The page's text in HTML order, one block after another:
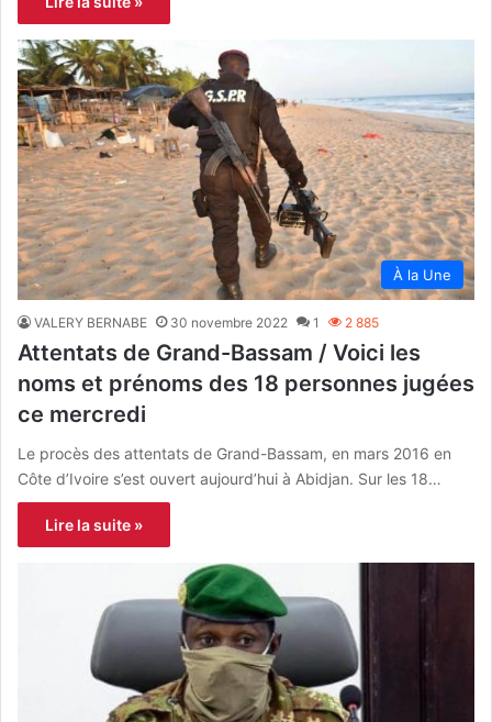
À la Une
VALERY BERNABE 30 novembre 2022 1 2 885
Attentats de Grand-Bassam / Voici les
noms et prénoms des 18 personnes jugées
ce mercredi
Le procès des attentats de Grand-Bassam, en mars 2016 en
Côte d’Ivoire s’est ouvert aujourd’hui à Abidjan. Sur les 18…
Lire la suite »